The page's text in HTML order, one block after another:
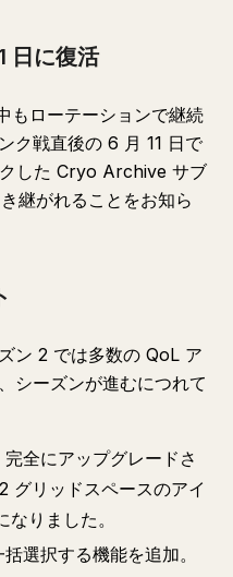
日に復活
ローテーションで継続
ク戦直後の 6 月 11 日で
した Cryo Archive サブ
継がれることをお知ら
ン 2 では多数の QoL ア
シーズンが進むにつれて
全にアップグレードさ
グリッドスペースのアイ
りました。
選択する機能を追加。